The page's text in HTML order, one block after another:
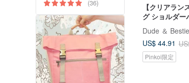
(36)
【クリアラン
グ ショルダー
ハンドバッグ
ッグ
Dude ＆ Bestie
US$ 44.91
Pinkoi限定